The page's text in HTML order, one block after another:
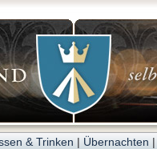
& Trinken | Übernachten |